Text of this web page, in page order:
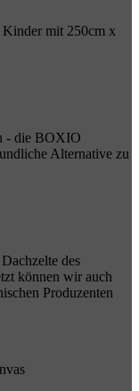
Kinder mit 250cm x
- die BOXIO
Alternative zu
des
können wir auch
Produzenten